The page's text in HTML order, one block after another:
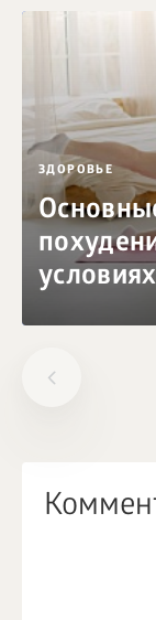
ЗДОРОВЬЕ
условиях